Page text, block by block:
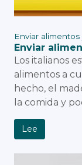
Enviar
Enviar
Los italianos
alimentos a
hecho, el
la comida y
Lee